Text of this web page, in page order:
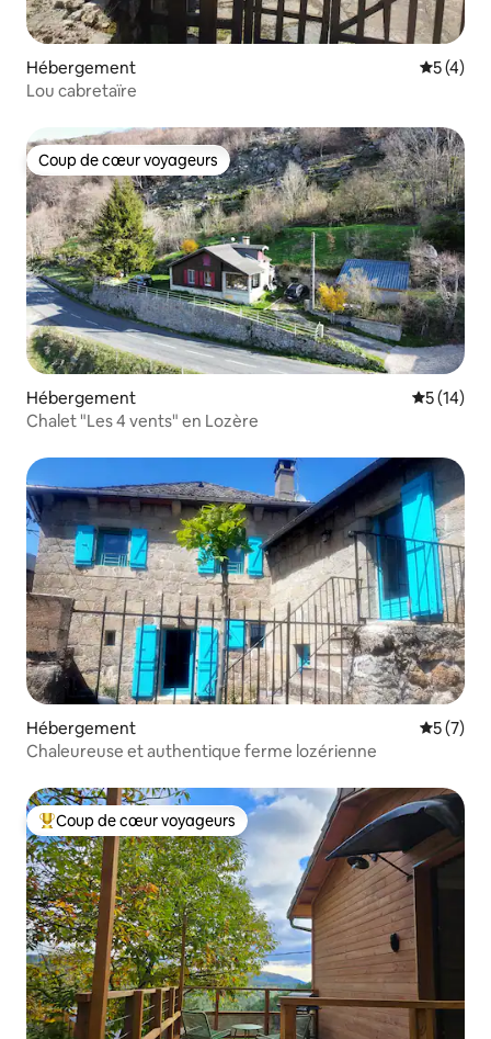
Hébergement
5 (4)
Lou cabretaïre
Coup de cœur voyageurs
Coup de cœur voyageurs
Hébergement
5 (14)
Chalet "Les 4 vents" en Lozère
Hébergement
5 (7)
Chaleureuse et authentique ferme lozérienne
Coups de cœur voyageurs les plus appréciés
Coup de cœur voyageurs